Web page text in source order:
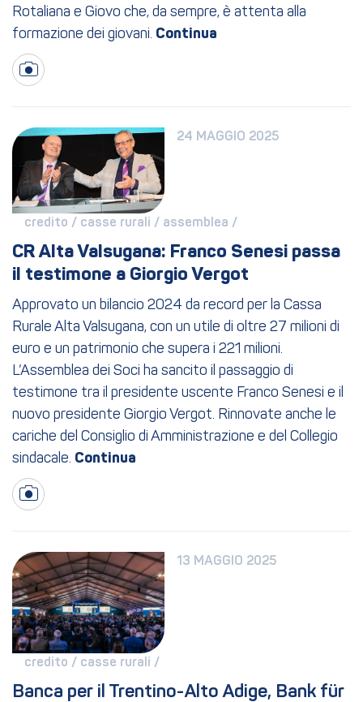
Rotaliana e Giovo che, da sempre, è attenta alla
formazione dei giovani.
24 MAGGIO 2025
credito / casse rurali / assemblea /
CR Alta Valsugana: Franco Senesi passa
il testimone a Giorgio Vergot
Approvato un bilancio 2024 da record per la Cassa
Rurale Alta Valsugana, con un utile di oltre 27 milioni di
euro e un patrimonio che supera i 221 milioni.
L’Assemblea dei Soci ha sancito il passaggio di
testimone tra il presidente uscente Franco Senesi e il
nuovo presidente Giorgio Vergot. Rinnovate anche le
cariche del Consiglio di Amministrazione e del Collegio
sindacale.
13 MAGGIO 2025
credito / casse rurali /
Banca per il Trentino-Alto Adige, Bank für